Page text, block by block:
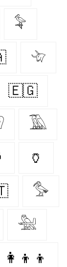
𓅝
𓄀
🇪🇬
𓅀
🏺
𓅜
𓅖